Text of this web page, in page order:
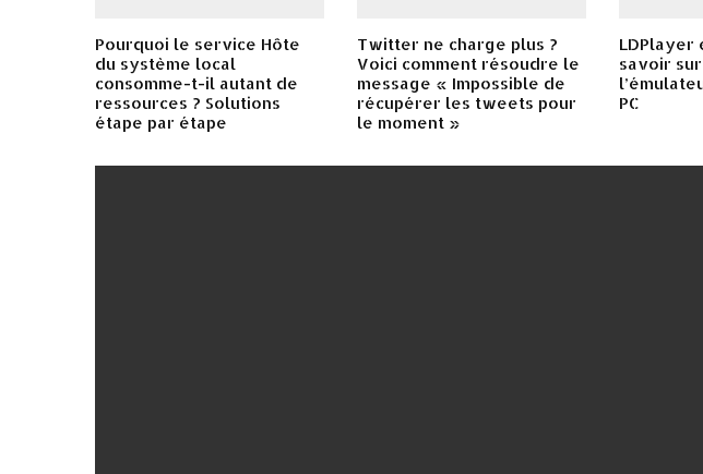
Pourquoi le service Hôte
du système local
consomme-t-il autant de
ressources ? Solutions
étape par étape
Twitter ne charge plus ?
Voici comment résoudre le
message « Impossible de
récupérer les tweets pour
le moment »
LDPlayer
savoir
PC